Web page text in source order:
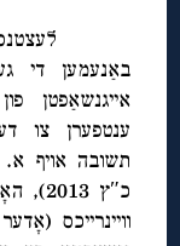
לעצטנס
באַנעמען די
אייגנשאַפטן
ענטפערן צו
כ″ץ
וויינרייכס